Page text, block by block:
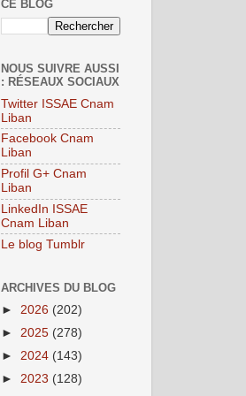
CE BLOG
NOUS SUIVRE AUSSI
: RÉSEAUX SOCIAUX
Twitter ISSAE Cnam
Liban
Facebook Cnam
Liban
Profil G+ Cnam
Liban
LinkedIn ISSAE
Cnam Liban
Le blog Tumblr
ARCHIVES DU BLOG
► 2026 (202)
► 2025 (278)
► 2024 (143)
► 2023 (128)